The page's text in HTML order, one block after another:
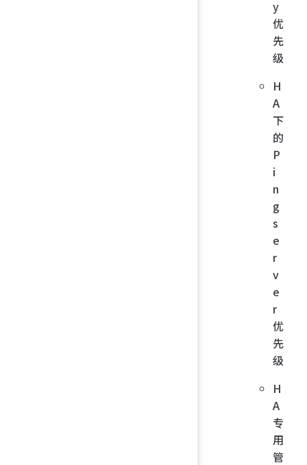
y
优
先
级
H
A
下
的
P
i
n
g
s
e
r
v
e
r
优
先
级
H
A
专
用
管